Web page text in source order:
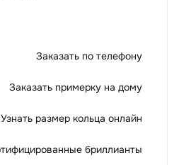
Заказать по телефону
Заказать примерку на дому
Узнать размер кольца онлайн
бриллианты